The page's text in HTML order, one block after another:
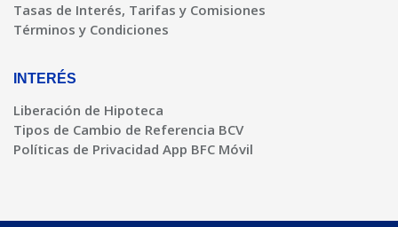
Tasas de Interés, Tarifas y Comisiones
Términos y Condiciones
INTERÉS
Liberación de Hipoteca
Tipos de Cambio de Referencia BCV
Políticas de Privacidad App BFC Móvil